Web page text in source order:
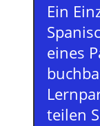
Ein
eines
teilen